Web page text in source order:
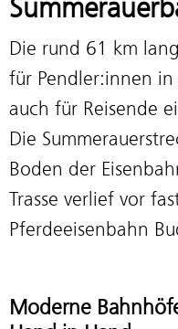
Die rund 61 km
für Pendler:innen in
auch für Reisende
Die
Boden der
Trasse verlief vor
Pferdeeisenbahn
Moderne